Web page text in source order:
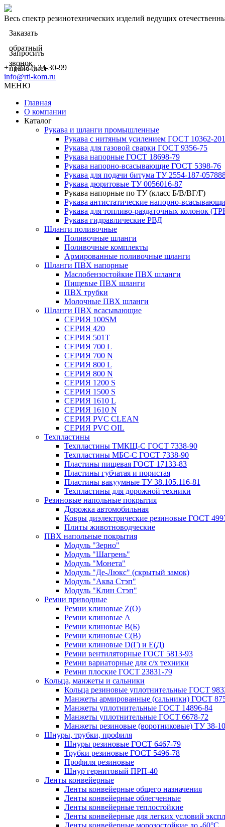
Весь спектр резинотехнических изделий ведущих
Заказать
обратный
звонок
Запросить
прайс-лист
+7 (4932) 34-30-99
info@rti-kom.ru
МЕНЮ
Главная
О компании
Каталог
Рукава и шланги промышленные
Рукава с нитяным усилением ГОСТ 10362-
Рукава для газовой сварки ГОСТ 9356-75
Рукава напорные ГОСТ 18698-79
Рукава нaпорно-всасывающие ГОСТ 5398-76
Рукава для подачи битума ТУ 2554-187-
Рукава дюритовые ТУ 0056016-87
Рукава напорные по ТУ (класс Б/В/ВГ/Г)
Рукава антистатические напорно-
Рукава для топливо-раздаточных колонок
Рукава гидравлические РВД
Шланги поливочные
Поливочные шланги
Поливочные комплекты
Армированные поливочные шланги
Шланги ПВХ напорные
Маслобензостойкие ПВХ шланги
Пищевые ПВХ шланги
ПВХ трубки
Молочные ПВХ шланги
Шланги ПВХ всасывающие
СЕРИЯ 100SM
СЕРИЯ 420
СЕРИЯ 501T
СЕРИЯ 700 L
СЕРИЯ 700 N
СЕРИЯ 800 L
СЕРИЯ 800 N
СЕРИЯ 1200 S
СЕРИЯ 1500 S
СЕРИЯ 1610 L
СЕРИЯ 1610 N
СЕРИЯ PVC CLEAN
СЕРИЯ PVC OIL
Техпластины
Техпластины ТМКЩ-С ГОСТ 7338-90
Техпластины МБС-С ГОСТ 7338-90
Пластины пищевая ГОСТ 17133-83
Пластины губчатая и пористая
Пластины вакуумные ТУ 38.105.116-81
Техпластины для дорожной техники
Резиновые напольные покрытия
Дорожка автомобильная
Ковры диэлектрические резиновые ГОСТ
Плиты животноводческие
ПВХ напольные покрытия
Модуль "Зерно"
Модуль "Шагрень"
Модуль "Монета"
Модуль "Де-Люкс" (скрытый замок)
Модуль "Аква Стэп"
Модуль "Клин Стэп"
Ремни приводные
Ремни клиновые Z(О)
Ремни клиновые А
Ремни клиновые В(Б)
Ремни клиновые С(В)
Ремни клиновые D(Г) и Е(Д)
Ремни вентиляторные ГОСТ 5813-93
Ремни вариаторные для с/х техники
Ремни плоские ГОСТ 23831-79
Кольца, манжеты и сальники
Кольца резиновые уплотнительные ГОСТ
Манжеты армированные (сальники) ГОСТ
Манжеты уплотнительные ГОСТ 14896-84
Манжеты уплотнительные ГОСТ 6678-72
Манжеты резиновые (воротниковые) ТУ 38-
Шнуры, трубки, профиля
Шнуры резиновые ГОСТ 6467-79
Трубки резиновые ГОСТ 5496-78
Профиля резиновые
Шнур гернитовый ПРП-40
Ленты конвейерные
Ленты конвейерные общего назначения
Ленты конвейерные облегченные
Ленты конвейерные теплостойкие
Ленты конвейерные для легких условий
Ленты конвейерные морозостойкие до -60°С